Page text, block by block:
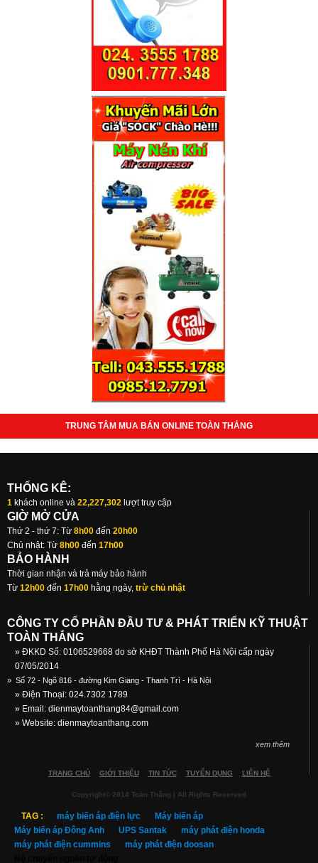
TRUNG TÂM MUA BÁN ONLINE TOÀN THẮNG
THỐNG KÊ:
1 khách online và 22,227,302 lượt truy cập
GIỜ MỞ CỬA
Thứ 2 - thứ 7: Từ 8h00 đến 20h00
Chủ nhật: Từ 8h00 đến 17h00
BẢO HÀNH
Thời gian nhận và trả máy bảo hành
Từ 12h00 đến 17h00 hằng ngày, trừ chủ nhật
CÔNG TY CỔ PHẦN ĐẦU TƯ & PHÁT TRIỂN KỸ THUẬT
TOÀN THẮNG
» ĐKKD Số: 0106529668 do sở KHĐT Thành Phố Hà Nội cấp ngày
07/05/2014
» Số 72 - Ngõ 816 - đường Kim Giang - Thanh Trì - Hà Nội
» Điện Thoại: 024.7302 1789
» Email: dienmaytoanthang84@gmail.com
» Website: dienmaytoanthang.com
xem thêm
TRANG CHỦ GIỚI THIỆU TIN TỨC TUYỂN DỤNG LIÊN HỆ
Copyright© 2014 Toàn Thắng | All Rights Reserved
TAG : máy biến áp điện lực
Máy biến áp
Máy biến áp Đông Anh
UPS Santak
máy phát điện honda
máy phát điện cummins
máy phát điện doosan